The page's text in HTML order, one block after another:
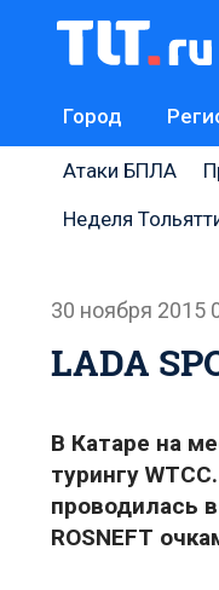
Город
Атаки БПЛА
Неделя
30 ноября 2015
LADA
В Катаре на
турингу
проводилась
ROSNEFT